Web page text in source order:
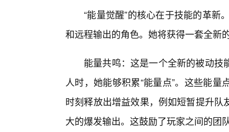
“能量觉醒”的核心在于技能的革新
和远程输出的角色。她将获得一套全新
能量共鸣：这是一个全新的被动
人时，她能够积累“能量点”。这些能
时刻释放出增益效果，例如短暂提升
大的爆发输出。这鼓励了玩家之间的团